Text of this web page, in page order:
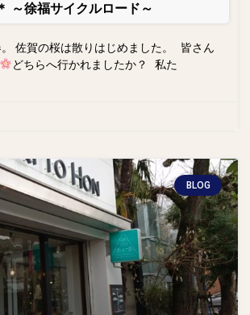
～徐福サイクルロード～
佐賀の桜は散りはじめました。 皆さん
どちらへ行かれましたか？ 私た
BLOG